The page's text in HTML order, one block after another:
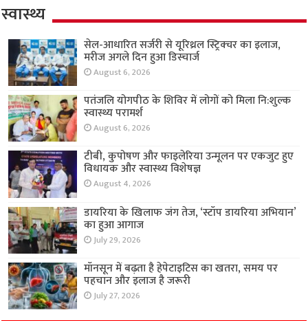
स्वास्थ्य
सेल-आधारित सर्जरी से यूरिथ्रल स्ट्रिक्चर का इलाज,
मरीज अगले दिन हुआ डिस्चार्ज
August 6, 2026
पतंजलि योगपीठ के शिविर में लोगों को मिला नि:शुल्क
स्वास्थ्य परामर्श
August 6, 2026
टीबी, कुपोषण और फाइलेरिया उन्मूलन पर एकजुट हुए
विधायक और स्वास्थ्य विशेषज्ञ
August 4, 2026
डायरिया के खिलाफ जंग तेज, ‘स्टॉप डायरिया अभियान’
का हुआ आगाज
July 29, 2026
मॉनसून में बढ़ता है हेपेटाइटिस का खतरा, समय पर
पहचान और इलाज है जरूरी
July 27, 2026